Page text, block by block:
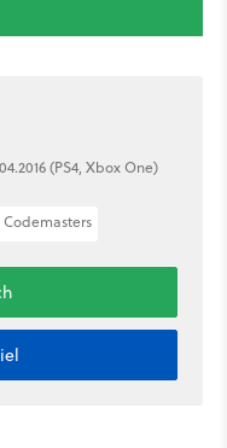
(PS4, Xbox One)
Codemasters